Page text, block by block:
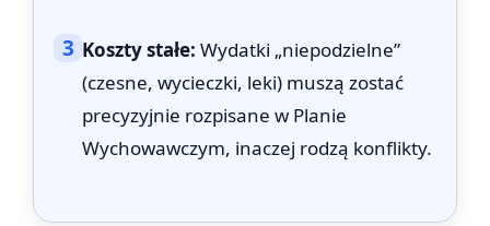
3 Koszty stałe: Wydatki „niepodzielne”
(czesne, wycieczki, leki) muszą zostać
precyzyjnie rozpisane w Planie
Wychowawczym, inaczej rodzą konflikty.